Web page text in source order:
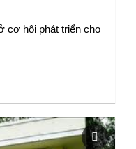
cơ hội phát triển cho